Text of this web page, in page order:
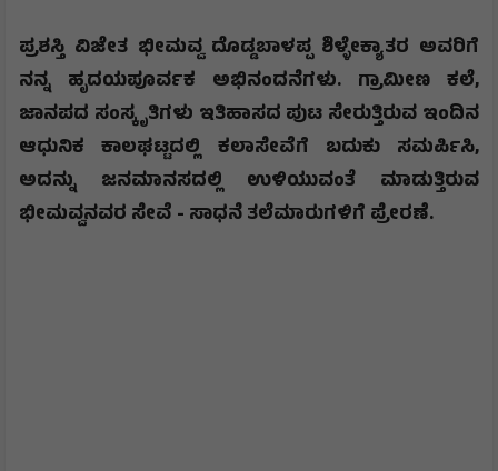
ಪ್ರಶಸ್ತಿ ವಿಜೇತ ಭೀಮವ್ವ ದೊಡ್ಡಬಾಳಪ್ಪ ಶಿಳ್ಳೇಕ್ಯಾತರ ಅವರಿಗೆ
ನನ್ನ ಹೃದಯಪೂರ್ವಕ ಅಭಿನಂದನೆಗಳು. ಗ್ರಾಮೀಣ ಕಲೆ,
ಜಾನಪದ ಸಂಸ್ಕೃತಿಗಳು ಇತಿಹಾಸದ ಪುಟ ಸೇರುತ್ತಿರುವ ಇಂದಿನ
ಆಧುನಿಕ ಕಾಲಘಟ್ಟದಲ್ಲಿ ಕಲಾಸೇವೆಗೆ ಬದುಕು ಸಮರ್ಪಿಸಿ,
ಅದನ್ನು ಜನಮಾನಸದಲ್ಲಿ ಉಳಿಯುವಂತೆ ಮಾಡುತ್ತಿರುವ
ಭೀಮವ್ವನವರ ಸೇವೆ - ಸಾಧನೆ ತಲೆಮಾರುಗಳಿಗೆ ಪ್ರೇರಣೆ.